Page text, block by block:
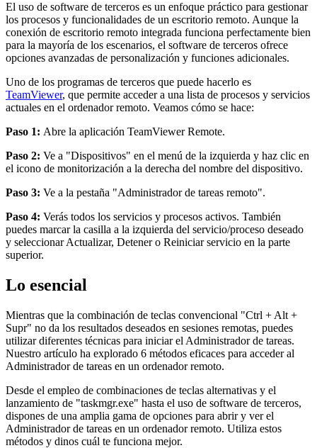
El uso de software de terceros es un enfoque práctico para gestionar
los procesos y funcionalidades de un escritorio remoto. Aunque la
conexión de escritorio remoto integrada funciona perfectamente bien
para la mayoría de los escenarios, el software de terceros ofrece
opciones avanzadas de personalización y funciones adicionales.
Uno de los programas de terceros que puede hacerlo es
TeamViewer, que permite acceder a una lista de procesos y servicios
actuales en el ordenador remoto. Veamos cómo se hace:
Paso 1: Abre la aplicación TeamViewer Remote.
Paso 2: Ve a "Dispositivos" en el menú de la izquierda y haz clic en
el icono de monitorización a la derecha del nombre del dispositivo.
Paso 3: Ve a la pestaña "Administrador de tareas remoto".
Paso 4: Verás todos los servicios y procesos activos. También
puedes marcar la casilla a la izquierda del servicio/proceso deseado
y seleccionar Actualizar, Detener o Reiniciar servicio en la parte
superior.
Lo esencial
Mientras que la combinación de teclas convencional "Ctrl + Alt +
Supr" no da los resultados deseados en sesiones remotas, puedes
utilizar diferentes técnicas para iniciar el Administrador de tareas.
Nuestro artículo ha explorado 6 métodos eficaces para acceder al
Administrador de tareas en un ordenador remoto.
Desde el empleo de combinaciones de teclas alternativas y el
lanzamiento de "taskmgr.exe" hasta el uso de software de terceros,
dispones de una amplia gama de opciones para abrir y ver el
Administrador de tareas en un ordenador remoto. Utiliza estos
métodos y dinos cuál te funciona mejor.